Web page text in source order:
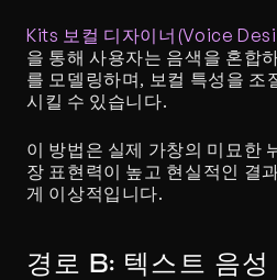
Kits 보컬 디자이너(Voice
을 통해 사용자는 음색을 혼합
를 모델링하며, 보컬 특성을 조
시킬 수 있습니다.
이 방법은 실제 가창의 미묘한
장 표현력이 높고 현실적인 결
게 이상적입니다.
경로 B: 텍스트 음